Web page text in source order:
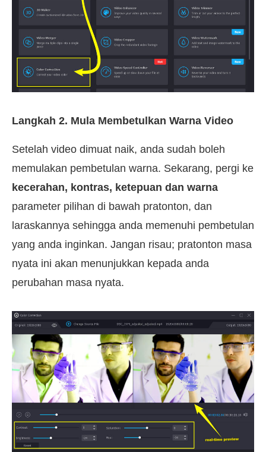
Langkah 2. Mula Membetulkan Warna Video
Setelah video dimuat naik, anda sudah boleh
memulakan pembetulan warna. Sekarang, pergi ke
kecerahan, kontras, ketepuan dan warna
parameter pilihan di bawah pratonton, dan
laraskannya sehingga anda memenuhi pembetulan
yang anda inginkan. Jangan risau; pratonton masa
nyata ini akan menunjukkan kepada anda
perubahan masa nyata.